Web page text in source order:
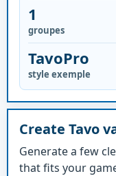
1
groupes
TavoPro
style exemple
Create Tavo
Generate a few
that fits your